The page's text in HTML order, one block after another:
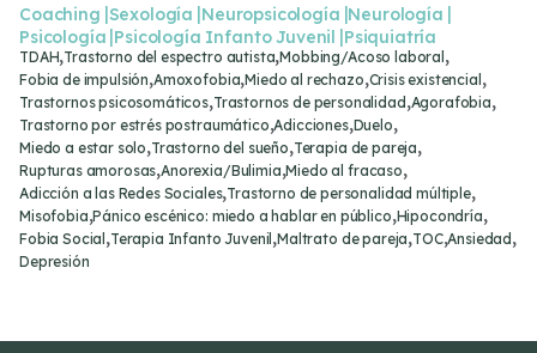
Coaching |Sexología |Neuropsicología |Neurología |
Psicología |Psicología Infanto Juvenil |Psiquiatría
TDAH,Trastorno del espectro autista,Mobbing/Acoso laboral ,
Fobia de impulsión,Amoxofobia,Miedo al rechazo,Crisis existencial ,
Trastornos psicosomáticos,Trastornos de personalidad ,Agorafobia,
Trastorno por estrés postraumático,Adicciones,Duelo,
Miedo a estar solo,Trastorno del sueño,Terapia de pareja,
Rupturas amorosas,Anorexia/Bulimia,Miedo al fracaso,
Adicción a las Redes Sociales,Trastorno de personalidad múltiple,
Misofobia,Pánico escénico: miedo a hablar en público,Hipocondría,
Fobia Social ,Terapia Infanto Juvenil ,Maltrato de pareja,TOC,Ansiedad ,
Depresión